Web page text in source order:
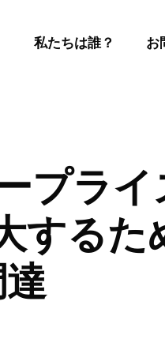
私たちは誰？ お
プラ
するた